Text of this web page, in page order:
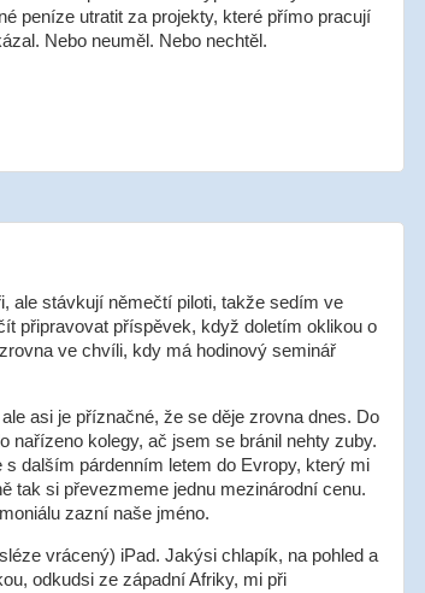
peníze utratit za projekty, které přímo pracují
Nebo neuměl. Nebo nechtěl.
ale stávkují němečtí piloti, takže sedím ve
připravovat příspěvek, když doletím oklikou o
ve chvíli, kdy má hodinový seminář
asi je příznačné, že se děje zrovna dnes. Do
nařízeno kolegy, ač jsem se bránil nehty zuby.
dalším párdenním letem do Evropy, který mi
tak si převezmeme jednu mezinárodní cenu.
zazní naše jméno.
vrácený) iPad. Jakýsi chlapík, na pohled a
odkudsi ze západní Afriky, mi při